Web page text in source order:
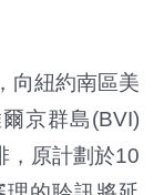
向紐約南區美
京群島(BVI)
，原計劃於10